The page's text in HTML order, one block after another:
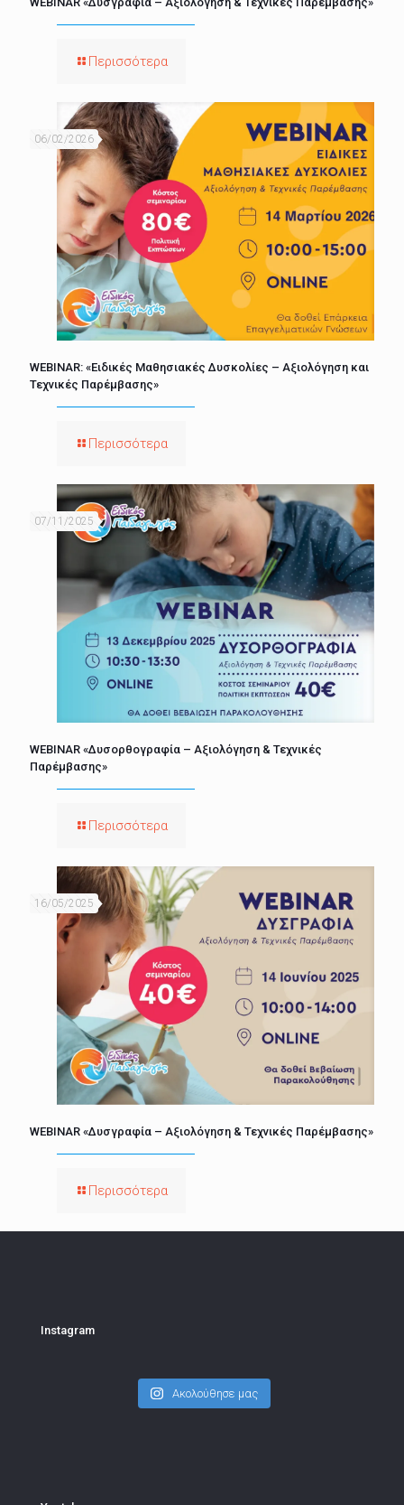
Περισσότερα
06/02/2026
WEBINAR: «Ειδικές Μαθησιακές Δυσκολίες – Αξιολόγηση και
Τεχνικές Παρέμβασης»
Περισσότερα
07/11/2025
WEBINAR «Δυσορθογραφία – Αξιολόγηση & Τεχνικές
Παρέμβασης»
Περισσότερα
16/05/2025
WEBINAR «Δυσγραφία – Αξιολόγηση & Τεχνικές Παρέμβασης»
Περισσότερα
Instagram
Ακολούθησε μας